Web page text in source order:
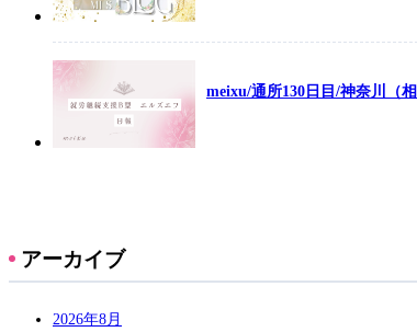
meixu/通所130日目/神奈川（
アーカイブ
2026年8月